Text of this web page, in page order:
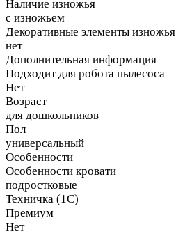
Наличие изножья
с изножьем
Декоративные элементы изножья
нет
Дополнительная информация
Подходит для робота пылесоса
Нет
Возраст
для дошкольников
Пол
универсальный
Особенности
Особенности кровати
подростковые
Техничка (1С)
Премиум
Нет